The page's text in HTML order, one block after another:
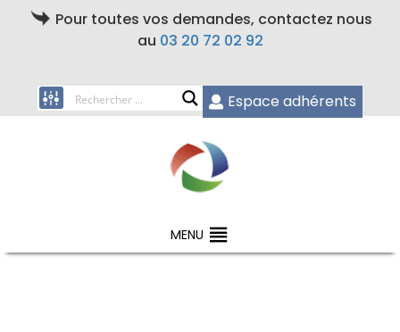
Pour toutes vos demandes, contactez nous
au 03 20 72 02 92
Espace adhérents
MENU